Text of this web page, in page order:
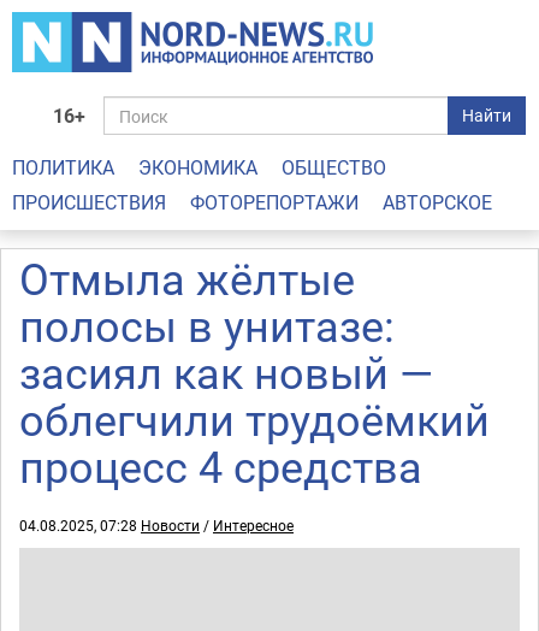
16+ Найти
ПОЛИТИКА ЭКОНОМИКА
ОБЩЕСТВО
ПРОИСШЕСТВИЯ
ФОТОРЕПОРТАЖИ АВТОРСКОЕ
Отмыла жёлтые
полосы в унитазе:
засиял как новый —
облегчили трудоёмкий
процесс 4 средства
04.08.2025, 07:28 Новости / Интересное